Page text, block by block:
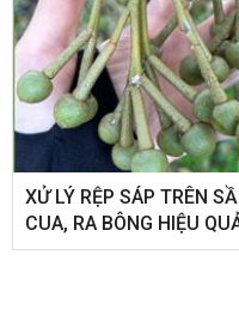
XỬ LÝ RỆP SÁP TRÊN
CUA, RA BÔNG HIỆU